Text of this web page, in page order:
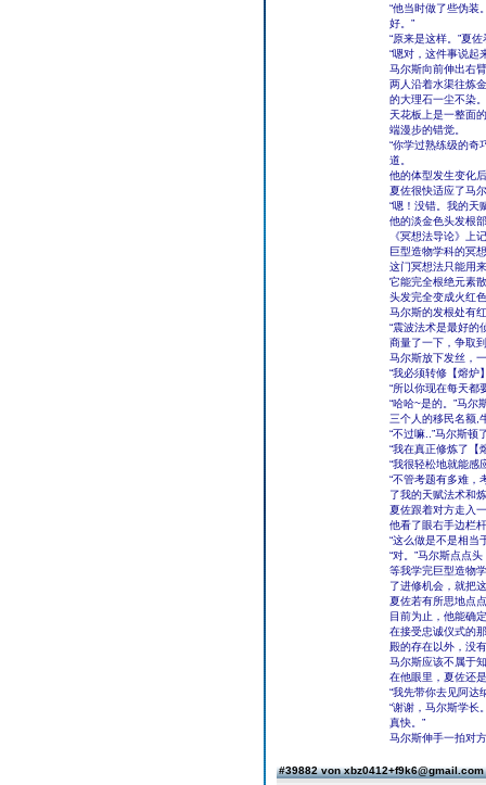
“他当时做了些伪装
好。”
“原来是这样。”夏
“嗯对，这件事说起
马尔斯向前伸出右
两人沿着水渠往炼
的大理石一尘不染。
天花板上是一整面
端漫步的错觉。
“你学过熟练级的奇
道。
他的体型发生变化
夏佐很快适应了马
“嗯！没错。我的天
他的淡金色头发根
《冥想法导论》上
巨型造物学科的冥
这门冥想法只能用
它能完全根绝元素
头发完全变成火红
马尔斯的发根处有
“震波法术是最好的
商量了一下，争取
马尔斯放下发丝，
“我必须转修【熔炉
“所以你现在每天都
“哈哈~是的。”马尔
三个人的移民名额,
“不过嘛..”马尔斯顿
“我在真正修炼了【
“我很轻松地就能感
“不管考题有多难，
了我的天赋法术和
夏佐跟着对方走入
他看了眼右手边栏
“这么做是不是相当
“对。”马尔斯点点
等我学完巨型造物
了进修机会，就把
夏佐若有所思地点
目前为止，他能确
在接受忠诚仪式的
殿的存在以外，没
马尔斯应该不属于
在他眼里，夏佐还
“我先带你去见阿达
“谢谢，马尔斯学长
真快。”
马尔斯伸手一拍对
#39882 von xbz0412+f9k6@gmail.com